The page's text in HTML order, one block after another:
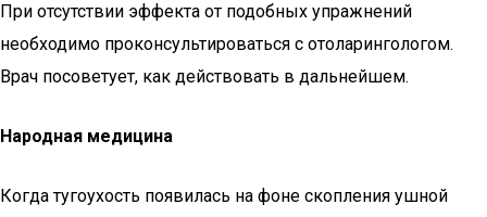
При отсутствии эффекта от подобных упражнений
необходимо проконсультироваться с отоларингологом.
Врач посоветует, как действовать в дальнейшем.
Народная медицина
Когда тугоухость появилась на фоне скопления ушной